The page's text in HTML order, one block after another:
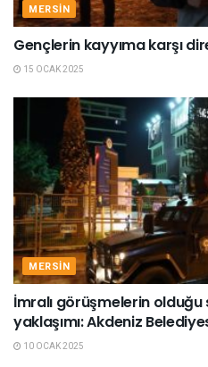
MERSIN
Gençlerin kayyıma karşı
15 OCAK 2025
MERSIN
İmralı görüşmelerin
yaklaşımı: Akdeniz
10 OCAK 2025